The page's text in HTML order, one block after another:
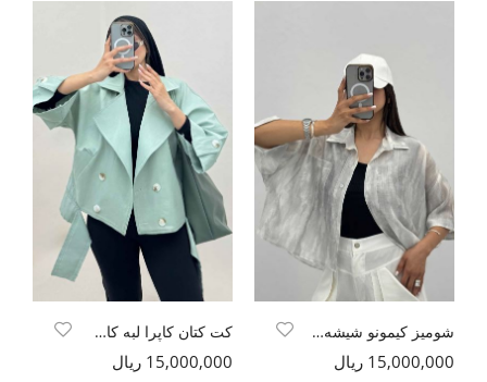
شومیز کیمونو شیشه ای محو کد 6175
15,000,000 ریال
کت کتان کاپرا لبه کات پاگن دار
15,000,000 ریال